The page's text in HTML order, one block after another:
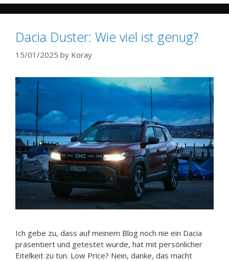
Dacia Duster: Wie viel ist genug?
15/01/2025 by Koray
Ich gebe zu, dass auf meinem Blog noch nie ein Dacia
präsentiert und getestet wurde, hat mit persönlicher
Eitelkeit zu tun. Low Price? Nein, danke, das macht